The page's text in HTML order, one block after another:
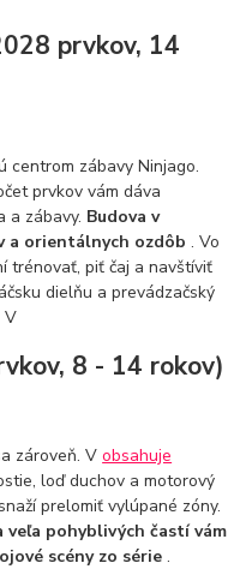
prvkov, 14
centrom zábavy Ninjago.
prvkov vám dáva
a zábavy. Budova v
a orientálnych ozdôb. Vo
trénovať, piť čaj a navštíviť
dielňu a prevádzačský
V
8 - 14 rokov)
zároveň. Vobsahuje
loď duchov a motorový
prelomiť vylúpané zóny.
veľa pohyblivých častí vám
scény zo série.